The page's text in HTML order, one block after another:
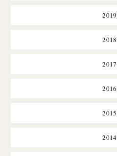
2019
2018
2017
2016
2015
2014